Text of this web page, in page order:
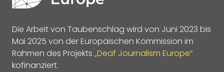
Die Arbeit von Taubenschlag wird von Juni 2023 bis
Mai 2025 von der Europäischen Kommission im
Rahmen des Projekts „Deaf Journalism Europe“
kofinanziert.